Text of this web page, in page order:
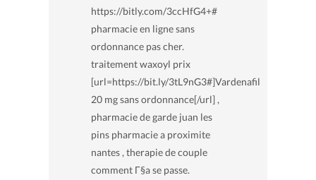
https://bitly.com/3ccHfG4+#
pharmacie en ligne sans
ordonnance pas cher.
traitement waxoyl prix
[url=https://bit.ly/3tL9nG3#]Vardenafil
20 mg sans ordonnance[/url] ,
pharmacie de garde juan les
pins pharmacie a proximite
nantes , therapie de couple
comment Г§a se passe.